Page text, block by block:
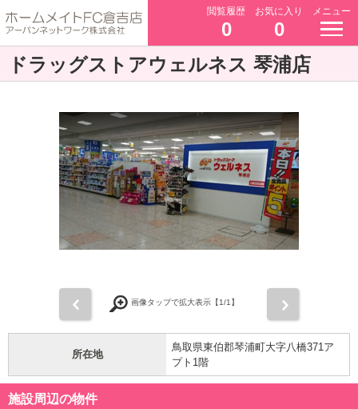
閲覧履歴
0
お気に入り
0
メニュー
ドラッグストアウェルネス 琴浦店
画像タップで拡大表示【1/1】
所在地
鳥取県東伯郡琴浦町大字八橋371ア
プト1階
施設周辺の物件